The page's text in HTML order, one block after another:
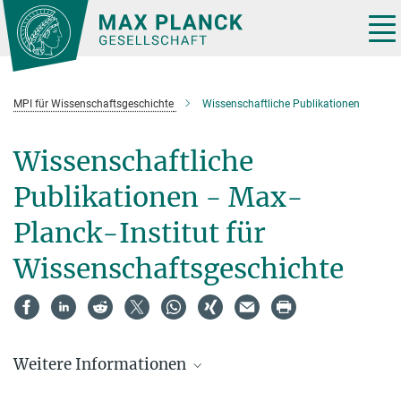
Hauptinhalt
MPI für Wissenschaftsgeschichte Wissenschaftliche Publikationen
Wissenschaftliche
Publikationen - Max-
Planck-Institut für
Wissenschaftsgeschichte
Weitere Informationen